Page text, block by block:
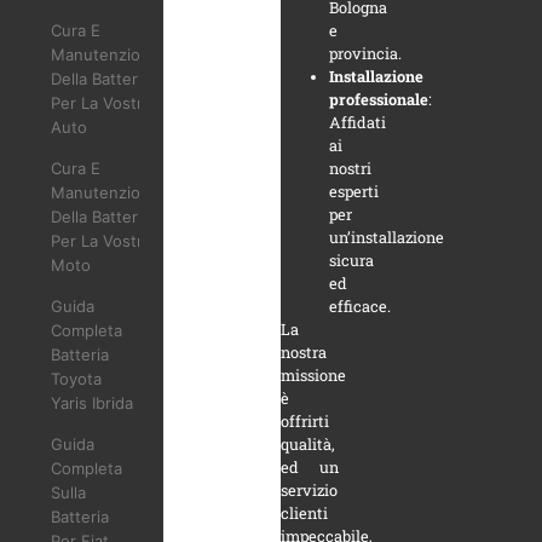
Bologna
e
provincia.
Installazione
professionale:
Affidati
ai
nostri
esperti
per
un’installazione
sicura
ed
efficace.
La
nostra
missione
è
offrirti
qualità,
ed un
servizio
clienti
impeccabile,
Cura E
Manutenzione
Della Batteria
Per La Vostra
Auto
Cura E
Manutenzione
Della Batteria
Per La Vostra
Moto
Guida
Completa
Batteria
Toyota
Yaris Ibrida
Guida
Completa
Sulla
Batteria